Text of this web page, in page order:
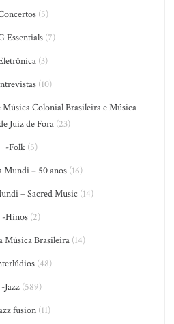
(5)
Essentials(7)
(3)
(10)
Colonial Brasileira e Música
Juiz de Fora (23)
-Folk(5)
Mundi – 50 anos(16)
– Sacred Music (14)
-Hinos (2)
Música Brasileira(14)
(48)
-Jazz(589)
fusion(11)